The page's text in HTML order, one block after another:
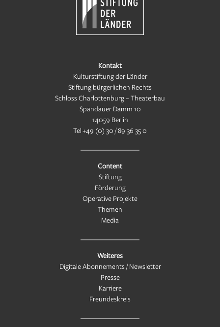
Kontakt
Kulturstiftung der Länder
Stiftung bürgerlichen Rechts
Schloss Charlottenburg – Theaterbau
Spandauer Damm 10
14059 Berlin
Tel+49 (0) 30 / 89 36 35 0
Content
Stiftung
Förderung
Operative Projekte
Themen
Media
Weiteres
Digitale Abonnements / Newsletter
Presse
Karriere
Freundeskreis